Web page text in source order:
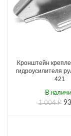
Кронштейн
гидроусилителя
421
1 004Р
В